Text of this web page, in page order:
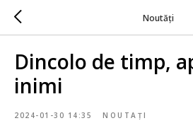
Noutăți
Dincolo de timp,
inimi
2024-01-30 14:35 NOUTAȚI